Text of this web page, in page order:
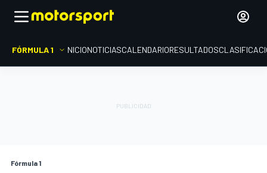
FÓRMULA 1 INICIONOTICIASCALENDARIORESULTADOS
Fórmula 1